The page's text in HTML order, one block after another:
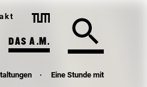
DAS A.M.
Eine Stunde mit